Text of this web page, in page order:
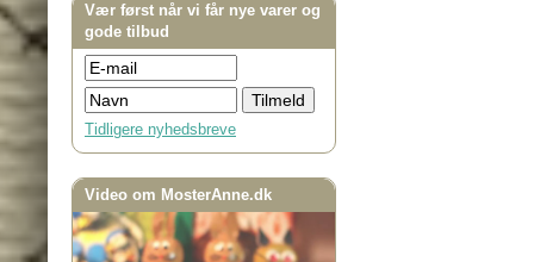
Vær først når vi får nye varer og
gode tilbud
Tidligere nyhedsbreve
Video om MosterAnne.dk